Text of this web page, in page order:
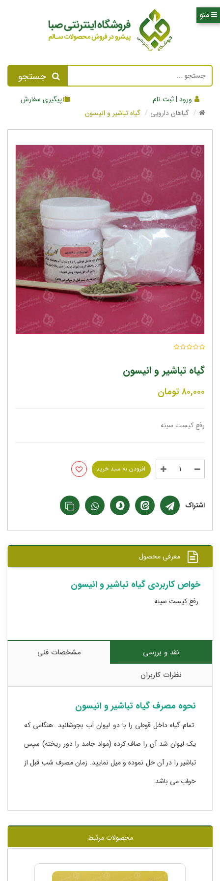
جستجو
ورود | ثبت نام
پیگیری سفارش
گیاهان دارویی
گیاه تباشیر و انیسون
گیاه تباشیر و انیسون
۸۰,۰۰۰تومان
رفع کیست سینه
افزودن به سبد خرید
اشتراک
معرفی محصول
خواص کاربردی گیاه تباشیر و انیسون
رفع کیست سینه
نقد و بررسی
مشخصات فنی
نظرات کاربران
نحوه مصرف گیاه تباشیر و انیسون
تمام گیاه داخل قوطی را با دو لیوان آب بجوشانید هنگامی که
یک لیوان شد آن را صاف کرده (مواد جامد را دور ریخته) سپس
تباشیر را در آن حل نموده و میل نمایید. زمان مصرف شب قبل از
خواب می باشد.
محصولات مرتبط